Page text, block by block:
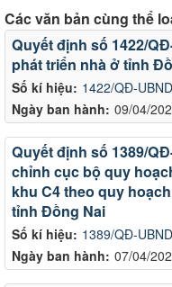
Các văn bản cùng thể
Số kí hiệu: 1422/QĐ-UBND
Ngày ban hành: 09/04/
Quyết định số 1422/
phát triển nhà ở tỉnh
Số kí hiệu: 1389/QĐ-UBND
Ngày ban hành: 07/04/
Quyết định số 1389/
chỉnh cục bộ quy
khu C4 theo quy
tỉnh Đồng Nai